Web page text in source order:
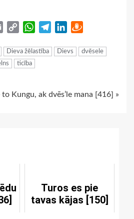
Email
Copy
WhatsApp
TelegramLinkedIn
Dieva žēlastība Dievs
dvēsele
ticība
to Kungu, ak dvēs’le mana [416] »
Turos es pie
tavas kājas [150]